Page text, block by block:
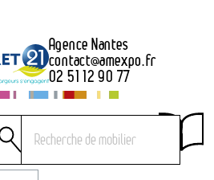
Agence Nantes
contact@amexpo.fr
02 51 12 90 77